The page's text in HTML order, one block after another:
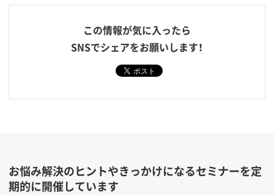
この情報が気に入ったら
SNSでシェアをお願いします！
お悩み解決のヒントやきっかけになるセミナーを定
期的に開催しています